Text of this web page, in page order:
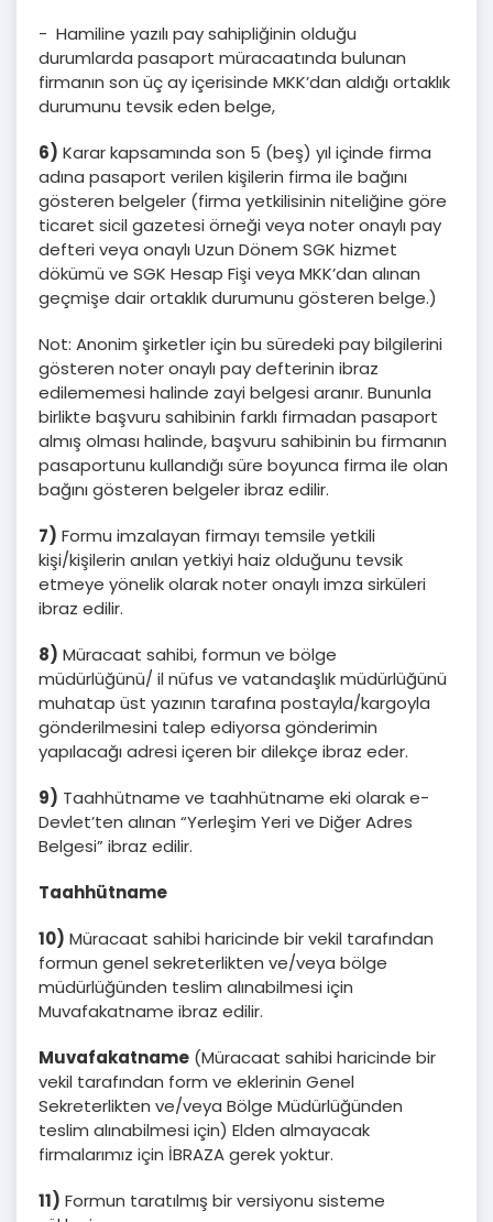
- Hamiline yazılı pay sahipliğinin olduğu
durumlarda pasaport müracaatında bulunan
firmanın son üç ay içerisinde MKK’dan aldığı ortaklık
durumunu tevsik eden belge,
6) Karar kapsamında son 5 (beş) yıl içinde firma
adına pasaport verilen kişilerin firma ile bağını
gösteren belgeler (firma yetkilisinin niteliğine göre
ticaret sicil gazetesi örneği veya noter onaylı pay
defteri veya onaylı Uzun Dönem SGK hizmet
dökümü ve SGK Hesap Fişi veya MKK’dan alınan
geçmişe dair ortaklık durumunu gösteren belge.)
Not: Anonim şirketler için bu süredeki pay bilgilerini
gösteren noter onaylı pay defterinin ibraz
edilememesi halinde zayi belgesi aranır. Bununla
birlikte başvuru sahibinin farklı firmadan pasaport
almış olması halinde, başvuru sahibinin bu firmanın
pasaportunu kullandığı süre boyunca firma ile olan
bağını gösteren belgeler ibraz edilir.
7) Formu imzalayan firmayı temsile yetkili
kişi/kişilerin anılan yetkiyi haiz olduğunu tevsik
etmeye yönelik olarak noter onaylı imza sirküleri
ibraz edilir.
8) Müracaat sahibi, formun ve bölge
müdürlüğünü/ il nüfus ve vatandaşlık müdürlüğünü
muhatap üst yazının tarafına postayla/kargoyla
gönderilmesini talep ediyorsa gönderimin
yapılacağı adresi içeren bir dilekçe ibraz eder.
9) Taahhütname ve taahhütname eki olarak e-
Devlet’ten alınan “Yerleşim Yeri ve Diğer Adres
Belgesi” ibraz edilir.
Taahhütname
10) Müracaat sahibi haricinde bir vekil tarafından
formun genel sekreterlikten ve/veya bölge
müdürlüğünden teslim alınabilmesi için
Muvafakatname ibraz edilir.
Muvafakatname (Müracaat sahibi haricinde bir
vekil tarafından form ve eklerinin Genel
Sekreterlikten ve/veya Bölge Müdürlüğünden
teslim alınabilmesi için) Elden almayacak
firmalarımız için İBRAZA gerek yoktur.
11) Formun taratılmış bir versiyonu sisteme